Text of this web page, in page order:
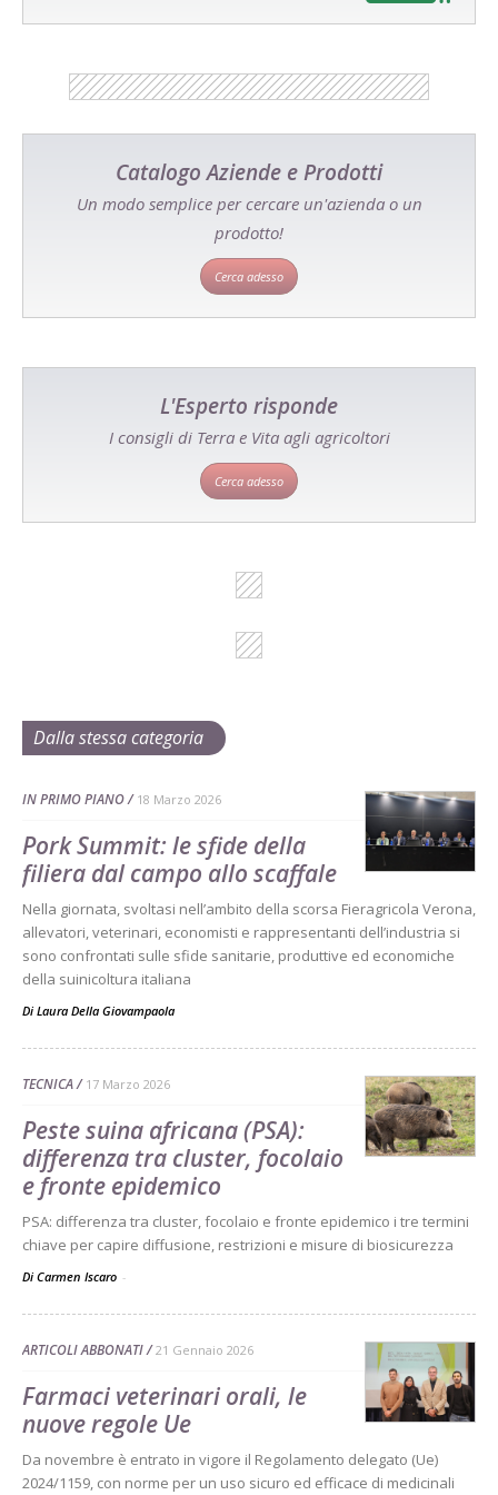
Catalogo Aziende e Prodotti
Un modo semplice per cercare un'azienda o un
prodotto!
Cerca adesso
L'Esperto risponde
I consigli di Terra e Vita agli agricoltori
Cerca adesso
Dalla stessa categoria
IN PRIMO PIANO 18 Marzo 2026
Pork Summit: le sfide della
filiera dal campo allo scaffale
Nella giornata, svoltasi nell’ambito della scorsa Fieragricola Verona,
allevatori, veterinari, economisti e rappresentanti dell’industria si
sono confrontati sulle sfide sanitarie, produttive ed economiche
della suinicoltura italiana
Di Laura Della Giovampaola
TECNICA 17 Marzo 2026
Peste suina africana (PSA):
differenza tra cluster, focolaio
e fronte epidemico
PSA: differenza tra cluster, focolaio e fronte epidemico i tre termini
chiave per capire diffusione, restrizioni e misure di biosicurezza
Di Carmen Iscaro -
ARTICOLI ABBONATI 21 Gennaio 2026
Farmaci veterinari orali, le
nuove regole Ue
Da novembre è entrato in vigore il Regolamento delegato (Ue)
2024/1159, con norme per un uso sicuro ed efficace di medicinali